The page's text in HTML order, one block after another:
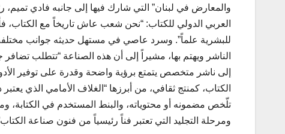
والمعارض في لبنان” التي شارك فيها إلى جانبه فادي
العربي الدولي للكتاب: “نحن شعب عاش تاريخاً مع الكتاب،
للبشرية علماً”. وسرد عاصي في مستهل حديثه جوانب مختلفة
الناشر ويهتم بها، مشيراً إلى أن هذه الصناعة “تتطلب
إلى ناشر متخصص يتمتع برؤية واضحة وقدرة على توفير
الكتاب، كمنتج ثقافي، من أبرزها “الغلاف الأمامي الذي
تلّخص مضمونه أو محتوياته، والبنط المستخدم في الكتابة،
ومرحلة التجليد التي تعتبر فناً رئيسياً من فنون صناعة